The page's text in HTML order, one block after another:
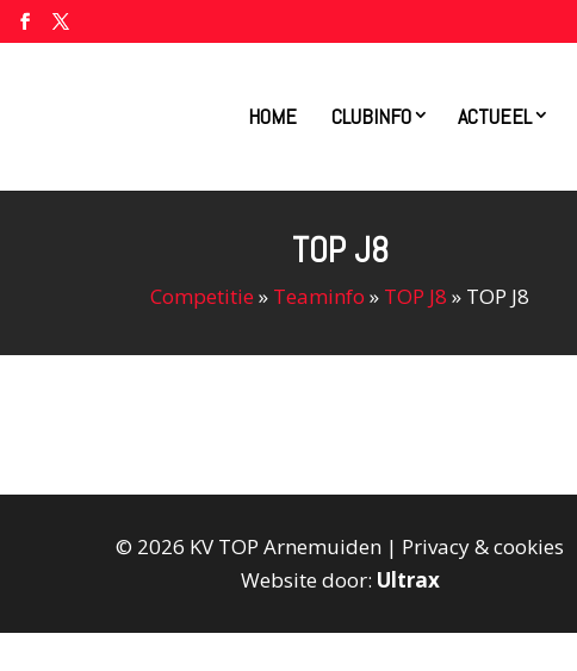
HOME CLUBINFO ACTUEEL
TOP J8
Competitie » Teaminfo » TOP J8 » TOP J8
© 2026 KV TOP Arnemuiden | Privacy & cookies
Website door: Ultrax